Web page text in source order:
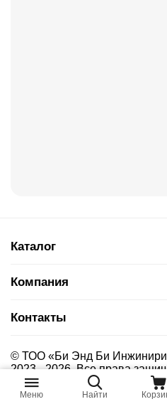
Каталог
Компания
Контакты
© ТОО «Би Энд Би
2023 - 2026. Все права
материалов сайта без
запрещено.
Меню Найти